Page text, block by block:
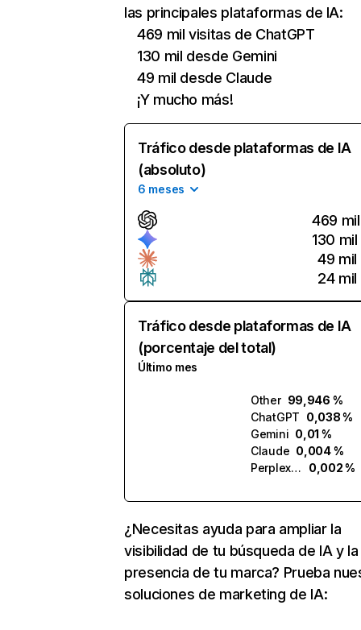
las principales plataformas de IA:
469 mil visitas de ChatGPT
130 mil desde Gemini
49 mil desde Claude
¡Y mucho más!
Tráfico desde plataformas de IA
(absoluto)
6 meses
469 mil
130 mil
49 mil
24 mil
Tráfico desde plataformas de IA
(porcentaje del total)
Último mes
Other 99,946 %
ChatGPT 0,038 %
Gemini 0,01 %
Claude 0,004 %
Perplexity
0,002 %
¿Necesitas ayuda para ampliar la
visibilidad de tu búsqueda de IA y la
presencia de tu marca? Prueba
soluciones de marketing de IA: